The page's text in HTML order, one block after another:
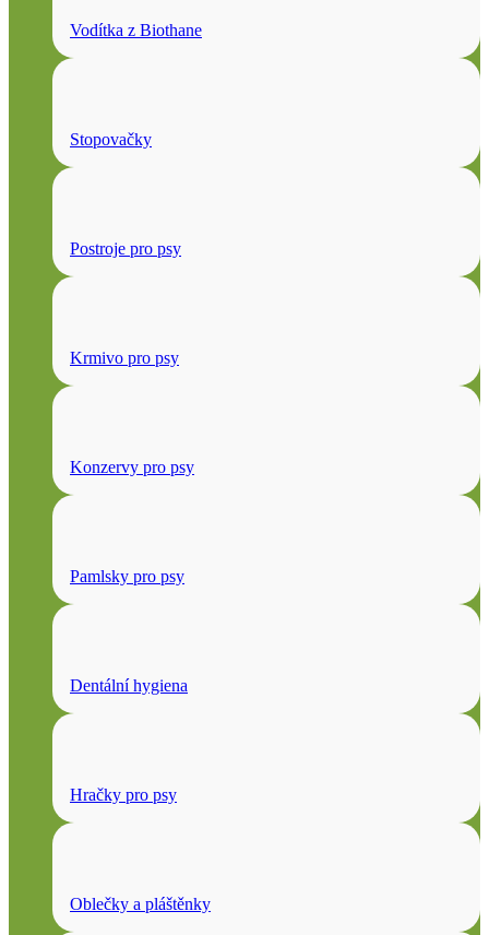
Vodítka z Biothane
Stopovačky
Postroje pro psy
Krmivo pro psy
Konzervy pro psy
Pamlsky pro psy
Dentální hygiena
Hračky pro psy
Oblečky a pláštěnky